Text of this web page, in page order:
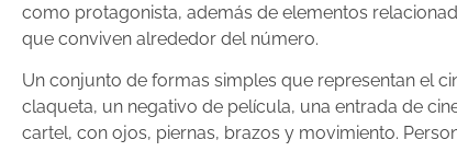
como protagonista, además de elementos
que conviven alrededor del número.
Un conjunto de formas simples que representan el
claqueta, un negativo de película, una entrada de
cartel, con ojos, piernas, brazos y movimiento.